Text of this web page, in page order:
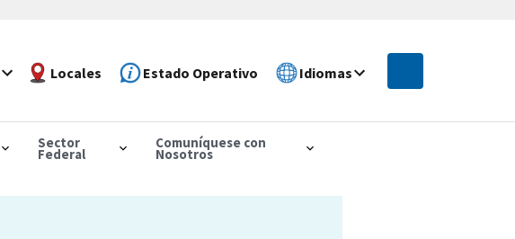
Locales Estado Operativo Idiomas
Sector
Federal
Comuníquese con
Nosotros